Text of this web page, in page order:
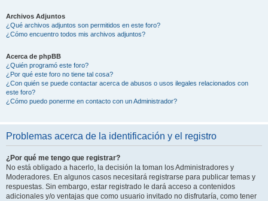
Archivos Adjuntos
¿Qué archivos adjuntos son permitidos en este foro?
¿Cómo encuentro todos mis archivos adjuntos?
Acerca de phpBB
¿Quién programó este foro?
¿Por qué este foro no tiene tal cosa?
¿Con quién se puede contactar acerca de abusos o usos ilegales relacionados con
este foro?
¿Cómo puedo ponerme en contacto con un Administrador?
Problemas acerca de la identificación y el registro
¿Por qué me tengo que registrar?
No está obligado a hacerlo, la decisión la toman los Administradores y
Moderadores. En algunos casos necesitará registrarse para publicar temas y
respuestas. Sin embargo, estar registrado le dará acceso a contenidos
adicionales y/o ventajas que como usuario invitado no disfrutaría, como tener